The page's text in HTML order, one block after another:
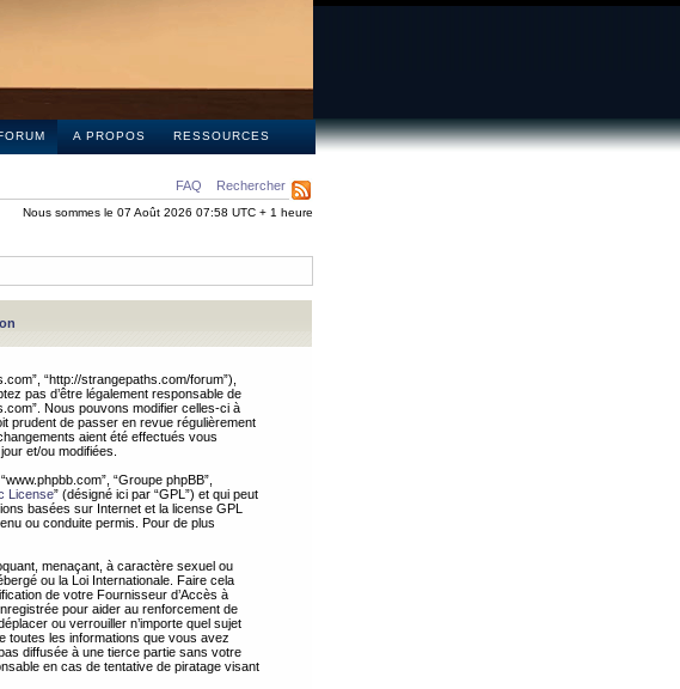
A PROPOS RESSOURCES
FAQ Rechercher
Nous sommes le 07 Août 2026 07:58 UTC + 1 heure
“http://strangepaths.com/forum”),
pas d’être légalement responsable de
Nous pouvons modifier celles-ci à
prudent de passer en revue régulièrement
aient été effectués vous
et/ou modifiées.
“Groupe phpBB”,
License” (désigné ici par “GPL”) et qui peut
basées sur Internet et la license GPL
ou conduite permis. Pour de plus
menaçant, à caractère sexuel ou
ou la Loi Internationale. Faire cela
de votre Fournisseur d’Accès à
pour aider au renforcement de
ou verrouiller n’importe quel sujet
toutes les informations que vous avez
diffusée à une tierce partie sans votre
en cas de tentative de piratage visant